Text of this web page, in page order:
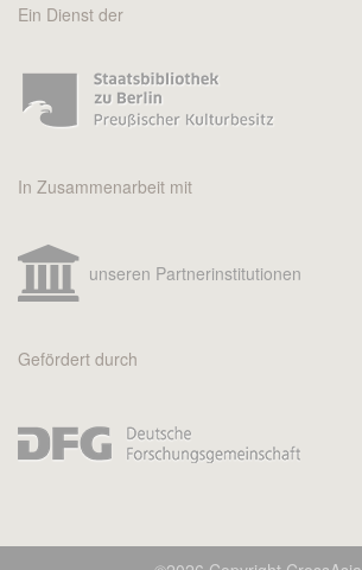
Ein Dienst der
In Zusammenarbeit mit
unseren Partnerinstitutionen
Gefördert durch